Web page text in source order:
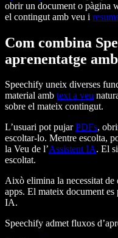
obrir un document o pàgina
el contingut amb veu i
Com combina
aprenentatge
Speechify uneix diverses
material amb text a veu
sobre el mateix contingut.
L’usuari pot pujarPDFs,
escoltar-lo. Mentre escolta,
la Veu de l’Assistent IA. El
escoltat.
Això elimina la necessitat de
apps. El mateix document
IA.
Speechify admet fluxos